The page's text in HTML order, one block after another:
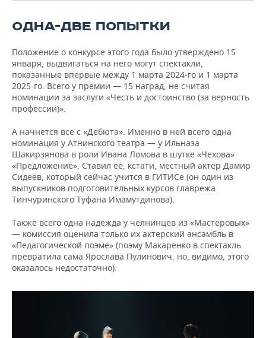
ОДНА-ДВЕ ПОПЫТКИ
Положение о конкурсе этого года было утверждено 15
января, выдвигаться на него могут спектакли,
показанные впервые между 1 марта 2024-го и 1 марта
2025-го. Всего у премии — 15 наград, не считая
номинации за заслуги «Честь и достоинство (за верность
профессии)».
А начнется все с «Дебюта». Именно в ней всего одна
номинация у Атнинского театра — у Ильназа
Шакирзянова в роли Ивана Ломова в шутке «Чехова»
«Предложение». Ставил ее, кстати, местный актер Дамир
Сидеев, который сейчас учится в ГИТИСе (он один из
выпускников подготовительных курсов главрежа
Тинчуринского Туфана Имамутдинова).
Также всего одна надежда у челнинцев из «Мастеровых»
— комиссия оценила только их актерский ансамбль в
«Педагогической поэме» (поэму Макаренко в спектакль
превратила сама Ярослава Пулинович, но, видимо, этого
оказалось недостаточно).